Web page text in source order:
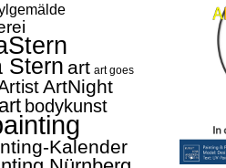
Stern art art goes
ArtNight
bodykunst
Kalender